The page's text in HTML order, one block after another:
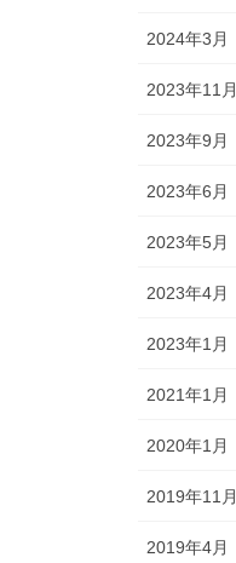
2024年3月
2023年11月
2023年9月
2023年6月
2023年5月
2023年4月
2023年1月
2021年1月
2020年1月
2019年11月
2019年4月